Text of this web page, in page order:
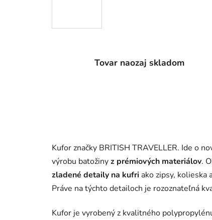
Tovar naozaj skladom
Kufor značky BRITISH TRAVELLER. Ide o
výrobu batožinyz prémiových materiálov.
zladené detaily na kufri ako zipsy, kolieska
Práve na týchto detailoch je rozoznateľná
Kufor je vyrobený z kvalitného